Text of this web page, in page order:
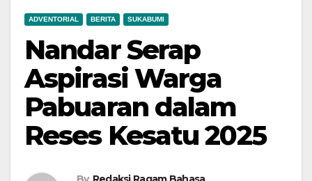
ADVENTORIAL BERITA SUKABUMI
Nandar Serap
Aspirasi Warga
Pabuaran dalam
Reses Kesatu 2025